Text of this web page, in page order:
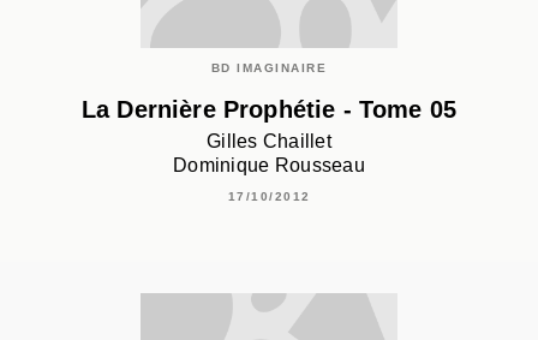
BD IMAGINAIRE
La Dernière Prophétie - Tome 05
Gilles Chaillet
Dominique Rousseau
17/10/2012